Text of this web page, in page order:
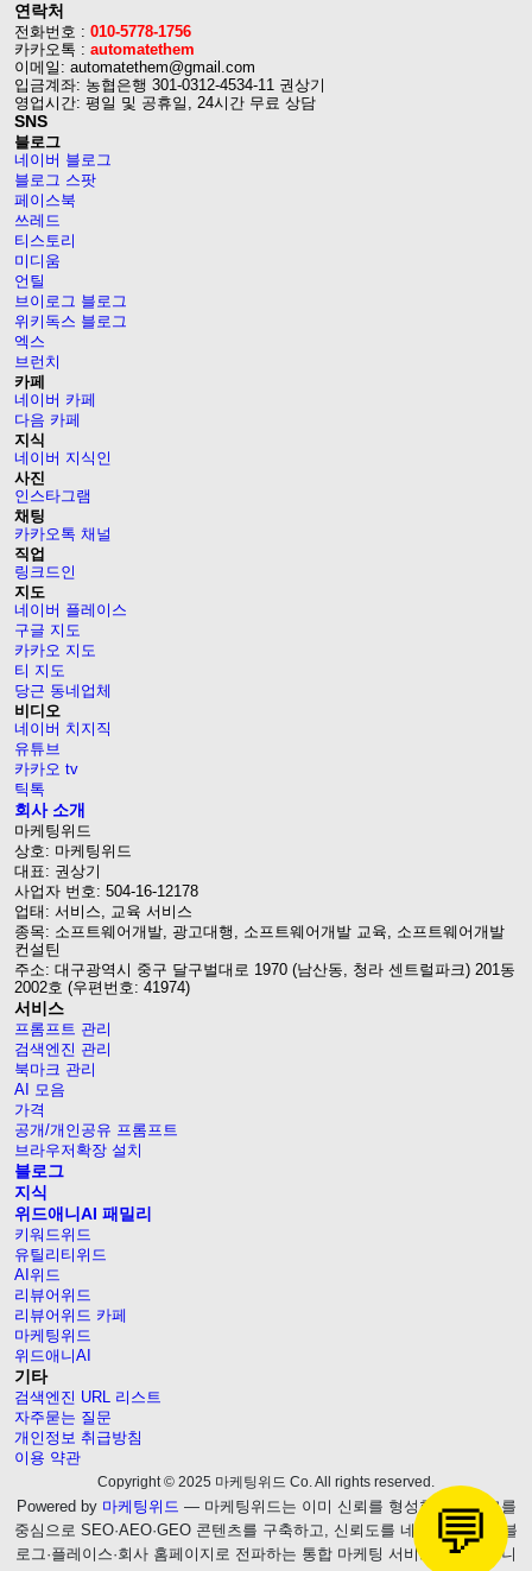
💬
연락처
전화번호 : 010-5778-1756
카카오톡 : automatethem
이메일: automatethem@gmail.com
입금계좌: 농협은행 301-0312-4534-11 권상기
영업시간: 평일 및 공휴일, 24시간 무료 상담
SNS
블로그
네이버 블로그
블로그 스팟
페이스북
쓰레드
티스토리
미디움
언틸
브이로그 블로그
위키독스 블로그
엑스
브런치
카페
네이버 카페
다음 카페
지식
네이버 지식인
사진
인스타그램
채팅
카카오톡 채널
직업
링크드인
지도
네이버 플레이스
구글 지도
카카오 지도
티 지도
당근 동네업체
비디오
네이버 치지직
유튜브
카카오 tv
틱톡
회사 소개
마케팅위드
상호: 마케팅위드
대표: 권상기
사업자 번호: 504-16-12178
업태: 서비스, 교육 서비스
종목: 소프트웨어개발, 광고대행, 소프트웨어개발 교육, 소프트웨어개발
컨설틴
주소: 대구광역시 중구 달구벌대로 1970 (남산동, 청라 센트럴파크) 201동
2002호 (우편번호: 41974)
서비스
프롬프트 관리
검색엔진 관리
북마크 관리
AI 모음
가격
공개/개인공유 프롬프트
브라우저확장 설치
블로그
지식
위드애니AI 패밀리
키워드위드
유틸리티위드
AI위드
리뷰어위드
리뷰어위드 카페
마케팅위드
위드애니AI
기타
검색엔진 URL 리스트
자주묻는 질문
개인정보 취급방침
이용 약관
Copyright © 2025 마케팅위드 Co. All rights reserved.
Powered by 마케팅위드 — 마케팅위드는 이미 신뢰를 형성한 웹블로그를
중심으로 SEO·AEO·GEO 콘텐츠를 구축하고, 신뢰도를 네이버 브랜드 블
로그·플레이스·회사 홈페이지로 전파하는 통합 마케팅 서비스를 제공합니